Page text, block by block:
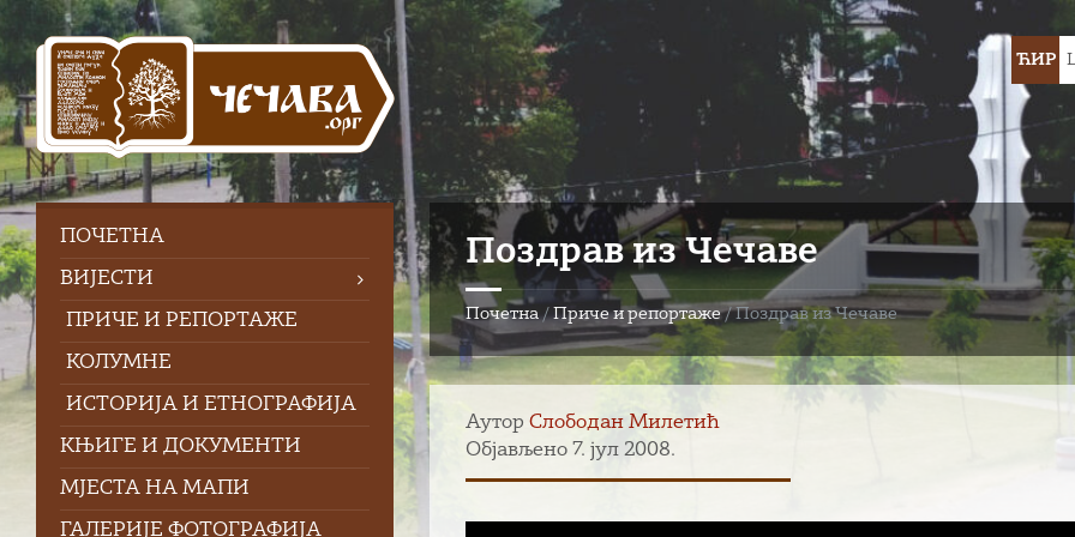
Skip
content
Skip
left
sidebar
Skip
footer
Choose
ЋИР
Поздрав из Чечаве
Почетна /Приче и репортаже/Поздрав из Чечаве
АуторСлободан Милетић
Објављено 7. јул 2008.
ПOЧЕТНА
ВИЈЕСТИ
ПРИЧЕ И РЕПОРТАЖЕ
КОЛУМНЕ
ИСТОРИЈА И ЕТНОГРАФИЈА
КЊИГЕ И ДОКУМЕНТИ
МЈЕСТА НА МАПИ
ГАЛЕРИЈЕ ФОТОГРАФИЈА